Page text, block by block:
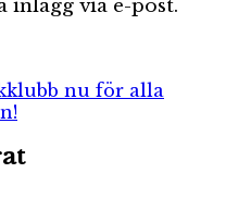
inlägg via e-post.
nu för alla